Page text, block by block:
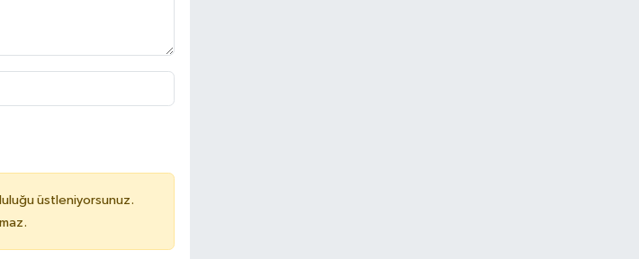
üstleniyorsunuz.